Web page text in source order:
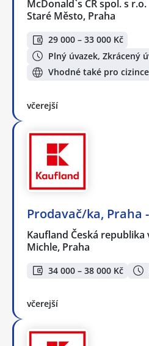
McDonald`s ČR spol. s r.o.
Staré Město, Praha
29 000 – 33 000 Kč
Plný úvazek, Zkrácený
Vhodné také pro cizince
včerejší
Prodavač/ka, Praha
Kaufland Česká republika
Michle, Praha
34 000 – 38 000 Kč
včerejší